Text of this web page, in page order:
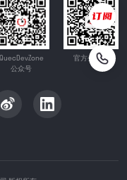
QuecDevZone
公众号
官方公众号